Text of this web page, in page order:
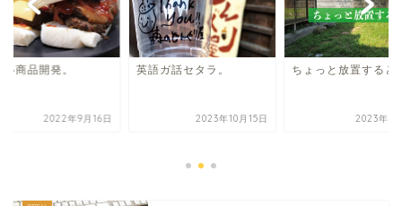
い商品開発。
2022年9月16日
英語ガ話セタラ。
2023年10月15日
ちょっと放置すると
2023年3